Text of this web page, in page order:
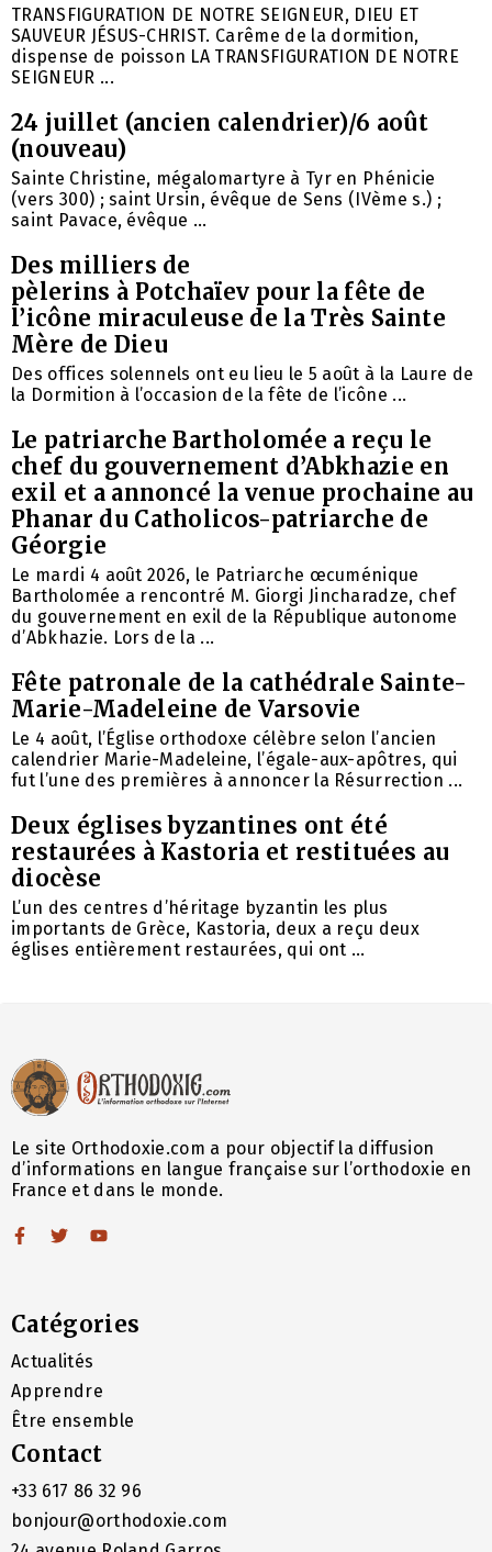
TRANSFIGURATION DE NOTRE SEIGNEUR, DIEU ET
SAUVEUR JÉSUS-CHRIST. Carême de la dormition,
dispense de poisson LA TRANSFIGURATION DE NOTRE
SEIGNEUR ...
24 juillet (ancien calendrier)/6 août
(nouveau)
Sainte Christine, mégalomartyre à Tyr en Phénicie
(vers 300) ; saint Ursin, évêque de Sens (IVème s.) ;
saint Pavace, évêque ...
Des milliers de
pèlerins à Potchaïev pour la fête de
l’icône miraculeuse de la Très Sainte
Mère de Dieu
Des offices solennels ont eu lieu le 5 août à la Laure de
la Dormition à l’occasion de la fête de l’icône ...
Le patriarche Bartholomée a reçu le
chef du gouvernement d’Abkhazie en
exil et a annoncé la venue prochaine au
Phanar du Catholicos-patriarche de
Géorgie
Le mardi 4 août 2026, le Patriarche œcuménique
Bartholomée a rencontré M. Giorgi Jincharadze, chef
du gouvernement en exil de la République autonome
d’Abkhazie. Lors de la ...
Fête patronale de la cathédrale Sainte-
Marie-Madeleine de Varsovie
Le 4 août, l’Église orthodoxe célèbre selon l’ancien
calendrier Marie-Madeleine, l’égale-aux-apôtres, qui
fut l’une des premières à annoncer la Résurrection ...
Deux églises byzantines ont été
restaurées à Kastoria et restituées au
diocèse
L’un des centres d’héritage byzantin les plus
importants de Grèce, Kastoria, deux a reçu deux
églises entièrement restaurées, qui ont ...
Le site Orthodoxie.com a pour objectif la diffusion
d’informations en langue française sur l’orthodoxie en
France et dans le monde.
Catégories
Actualités
Apprendre
Être ensemble
Contact
+33 617 86 32 96
bonjour@orthodoxie.com